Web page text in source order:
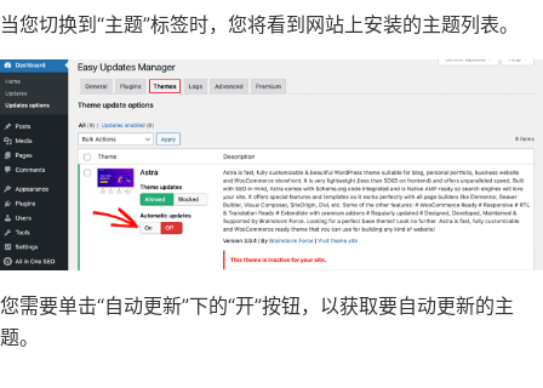
当您切换到“主题”标签时，您将看到网站上安装的主题列表。
您需要单击“自动更新”下的“开”按钮，以获取要自动更新的主
题。